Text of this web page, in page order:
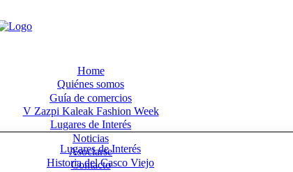
Home
Quiénes somos
Guía de comercios
V Zazpi Kaleak Fashion Week
Lugares de Interés
Lugares de Interés
Historia del Casco Viejo
Noticias
Asociarse
Contacto